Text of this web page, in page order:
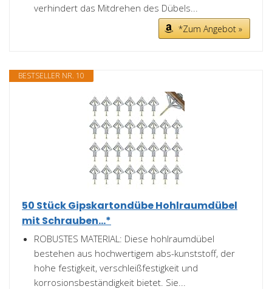
verhindert das Mitdrehen des Dübels...
*Zum Angebot »
BESTSELLER NR. 10
50 Stück Gipskartondübe Hohlraumdübel
mit Schrauben...*
ROBUSTES MATERIAL: Diese hohlraumdübel
bestehen aus hochwertigem abs-kunststoff, der
hohe festigkeit, verschleißfestigkeit und
korrosionsbeständigkeit bietet. Sie...